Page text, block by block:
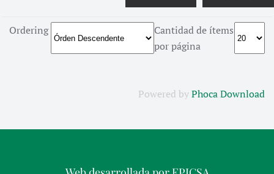
Ordering
Cantidad de ítems
por página
Powered byPhoca Download